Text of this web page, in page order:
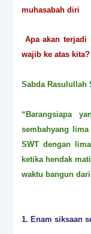
muhasabah diri
Apa akan terjadi
wajib ke atas kita?
Sabda Rasulullah
“Barangsiapa
sembahyang
SWT dengan
ketika hendak
waktu bangun
1. Enam siksaan